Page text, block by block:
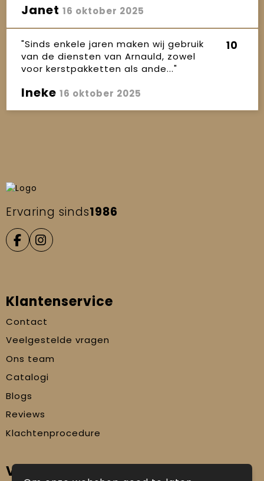
Janet 16 oktober 2025
"Sinds enkele jaren maken wij gebruik
van de diensten van Arnauld, zowel
voor kerstpakketten als ande..."
10
Ineke 16 oktober 2025
Ervaring sinds1986
Klantenservice
Contact
Veelgestelde vragen
Ons team
Catalogi
Blogs
Reviews
Klachtenprocedure
Veilig winkelen